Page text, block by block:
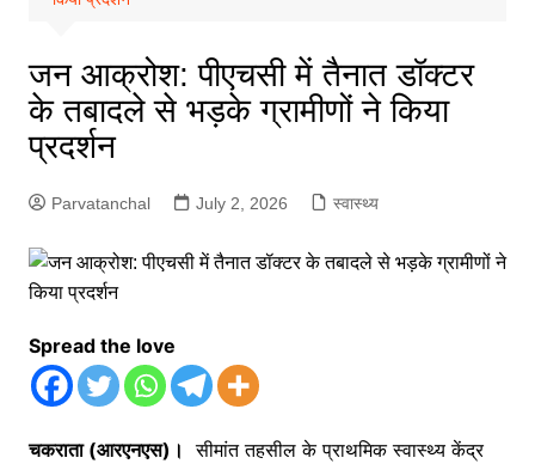
जन आक्रोश: पीएचसी में तैनात डॉक्टर
के तबादले से भड़के ग्रामीणों ने किया
प्रदर्शन
Parvatanchal July 2, 2026 स्वास्थ्य
Spread the love
चकराता (आरएनएस)। सीमांत तहसील के प्राथमिक स्वास्थ्य केंद्र